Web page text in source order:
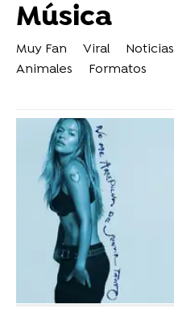
Música
Muy Fan Viral Noticias
Animales
Formatos